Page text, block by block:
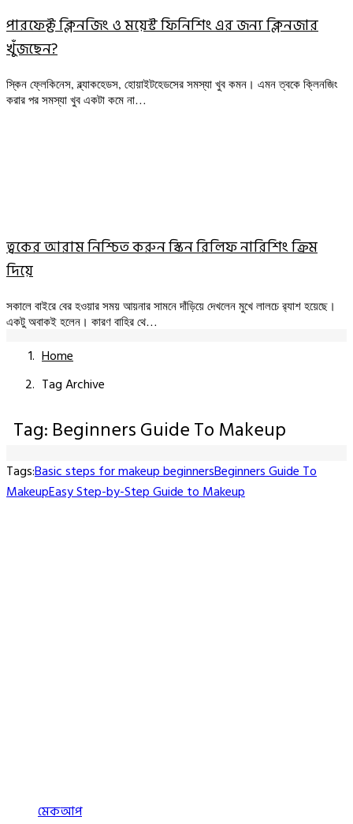
পারফেক্ট ক্লিনজিং ও ময়েস্ট ফিনিশিং এর জন্য ক্লিনজার
খুঁজছেন?
স্কিন ফ্লেকিনেস, ব্ল্যাকহেডস, হোয়াইটহেডসের সমস্যা খুব কমন। এমন ত্বকে ক্লিনজিং
করার পর সমস্যা খুব একটা কমে না…
ত্বকের আরাম নিশ্চিত করুন স্কিন রিলিফ নারিশিং ক্রিম
দিয়ে
সকালে বাইরে বের হওয়ার সময় আয়নার সামনে দাঁড়িয়ে দেখলেন মুখে লালচে র‍্যাশ হয়েছে।
একটু অবাকই হলেন। কারণ বাহির থে…
Home
Tag Archive
Tag: Beginners Guide To Makeup
Tags:Basic steps for makeup beginnersBeginners Guide To
MakeupEasy Step-by-Step Guide to Makeup
মেকআপ